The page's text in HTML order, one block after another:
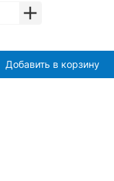
Добавить в корзину